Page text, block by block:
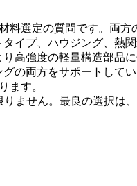
選定の質問です。両方
イプ、ハウジング、熱
高強度の軽量構造部品に
グの両方をサポートして
ます。
ません。最良の選択は